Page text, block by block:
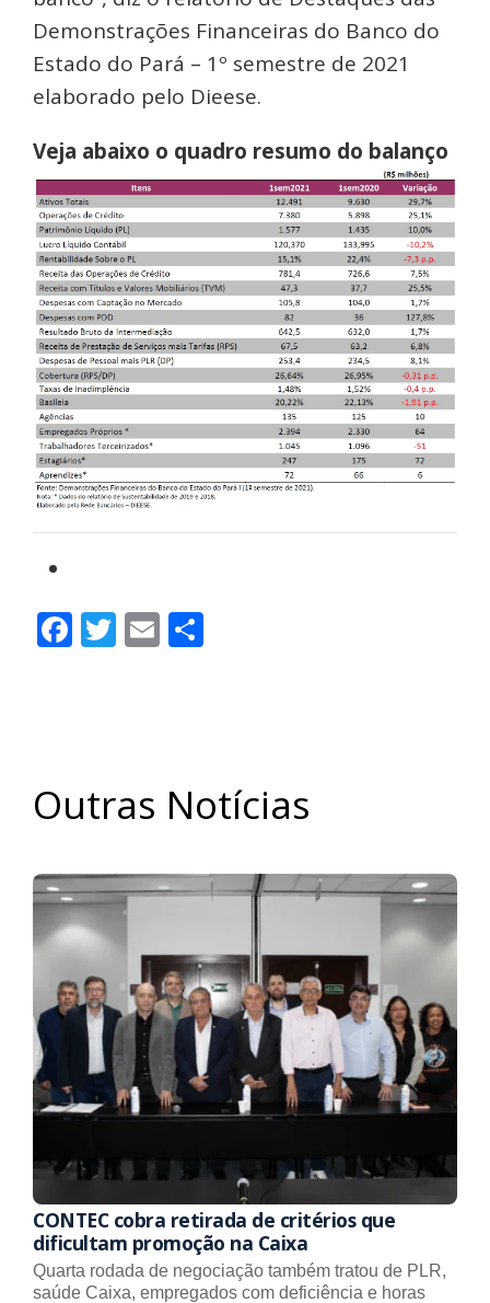
Demonstrações Financeiras do Banco do
Estado do Pará – 1º semestre de 2021
elaborado pelo Dieese.
Veja abaixo o quadro resumo do balanço
Facebook
Twitter
Email
Outras Notícias
CONTEC cobra retirada de critérios que
dificultam promoção na Caixa
Quarta rodada de negociação também tratou de PLR,
saúde Caixa, empregados com deficiência e horas